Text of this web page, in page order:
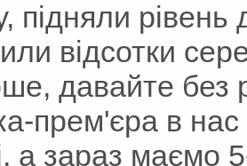
підняли
відсотки
давайте без
прем'єра в нас
а зараз маємо